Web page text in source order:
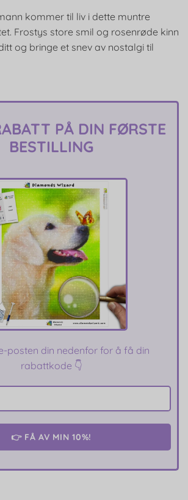
kommer til liv i dette muntre
Frostys store smil og rosenrøde kinn
og bringe et snev av nostalgi til
PÅ DIN FØRSTE
BESTILLING
posten din nedenfor for å få din
rabattkode 👇
👉 FÅ AV MIN 10%!